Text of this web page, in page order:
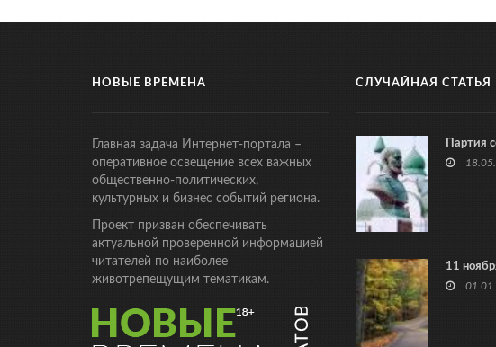
НОВЫЕ ВРЕМЕНА
Главная задача Интернет-портала –
оперативное освещение всех важных
общественно-политических,
культурных и бизнес событий региона.
Проект призван обеспечивать
актуальной проверенной информацией
читателей по наиболее
животрепещущим тематикам.
СЛУЧАЙНАЯ СТАТЬЯ
Партия
11